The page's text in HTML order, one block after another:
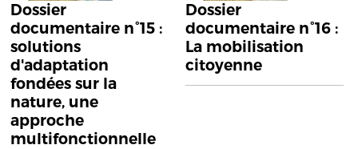
Dossier
documentaire n°15 :
solutions
d'adaptation
fondées sur la
nature, une
approche
multifonctionnelle
Dossier
documentaire n°16 :
La mobilisation
citoyenne